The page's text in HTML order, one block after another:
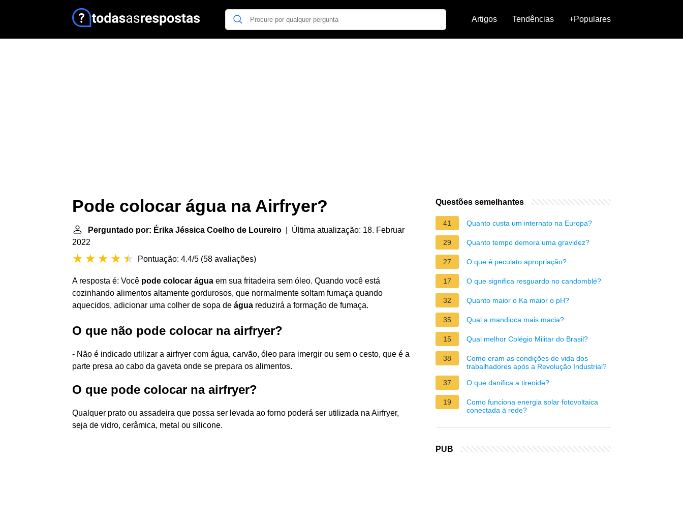
Artigos Tendências +Populares
Pode colocar água na Airfryer?
Perguntado por: Érika Jéssica Coelho de Loureiro | Última atualização: 18. Februar
2022
Pontuação: 4.4/5 (58 avaliações)
A resposta é: Você pode colocar água em sua fritadeira sem óleo. Quando você está
cozinhando alimentos altamente gordurosos, que normalmente soltam fumaça quando
aquecidos, adicionar uma colher de sopa de água reduzirá a formação de fumaça.
O que não pode colocar na airfryer?
- Não é indicado utilizar a airfryer com água, carvão, óleo para imergir ou sem o cesto, que é a
parte presa ao cabo da gaveta onde se prepara os alimentos.
O que pode colocar na airfryer?
Qualquer prato ou assadeira que possa ser levada ao forno poderá ser utilizada na Airfryer,
seja de vidro, cerâmica, metal ou silicone.
Questões semelhantes
41 Quanto custa um internato na Europa?
29 Quanto tempo demora uma gravidez?
27 O que é peculato apropriação?
17 O que significa resguardo no candomblé?
32 Quanto maior o Ka maior o pH?
35 Qual a mandioca mais macia?
15 Qual melhor Colégio Militar do Brasil?
38
Como eram as condições de vida dos
trabalhadores após a Revolução Industrial?
37
O que danifica a tireoide?
19
Como funciona energia solar fotovoltaica
conectada à rede?
PUB